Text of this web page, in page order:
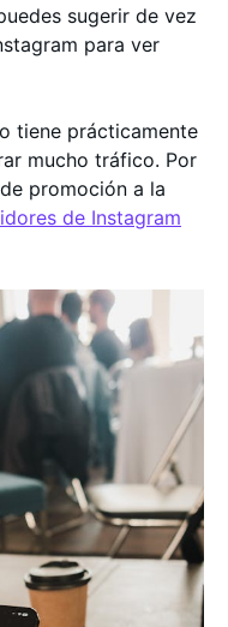
sugerir de vez
para ver
tiene prácticamente
mucho tráfico. Por
promoción a la
de Instagram